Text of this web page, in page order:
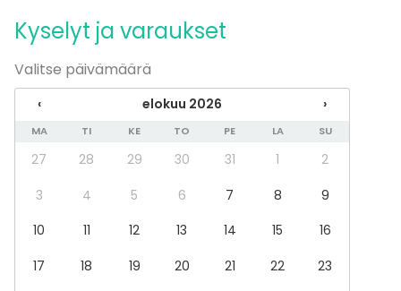
Esiintymislava
Fläppi- / Valkotaulu
Astiasto
Tapahtumatyypit
Juhlat
Saunailta
Kokous
Messut
Kyselyt ja varaukset
Valitse päivämäärä
‹ elokuu 2026 ›
MA TI KE TO PE LA SU
27 28 29 30 31 1
2
3
4 5 6 7 8
9
10
11 12 13 14 15
16
17
18 19 20 21 22
23